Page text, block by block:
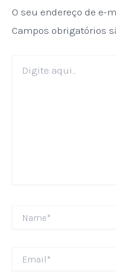
O seu endereço de e-
Campos obrigatórios
aqui...